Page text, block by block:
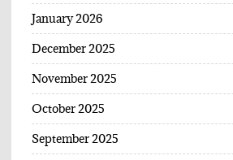
January 2026
December 2025
November 2025
October 2025
September 2025